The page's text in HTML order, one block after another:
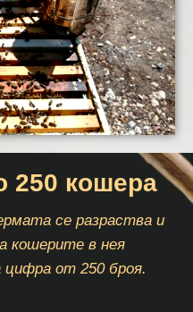
250 кошера
се разраства и
кошерите в нея
от 250 броя.